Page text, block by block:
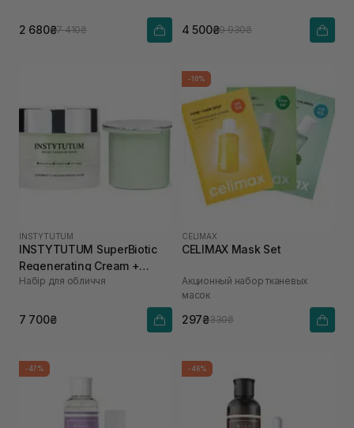
2 680₴7 410₴ 4 500₴9 930₴
INSTYTUTUM
INSTYTUTUM SuperBiotic
Regenerating Cream +
REFILL POD 50 мл, 50 мл
Набір для обличчя
7 700₴
-10%
CELIMAX
CELIMAX Mask Set
Акционный набор тканевых
масок
297₴330₴
-47% -46%